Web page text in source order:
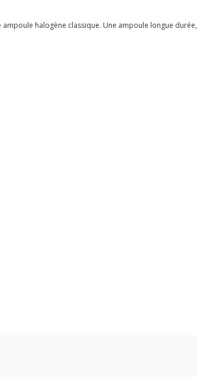
halogène classique. Une ampoule longue durée,